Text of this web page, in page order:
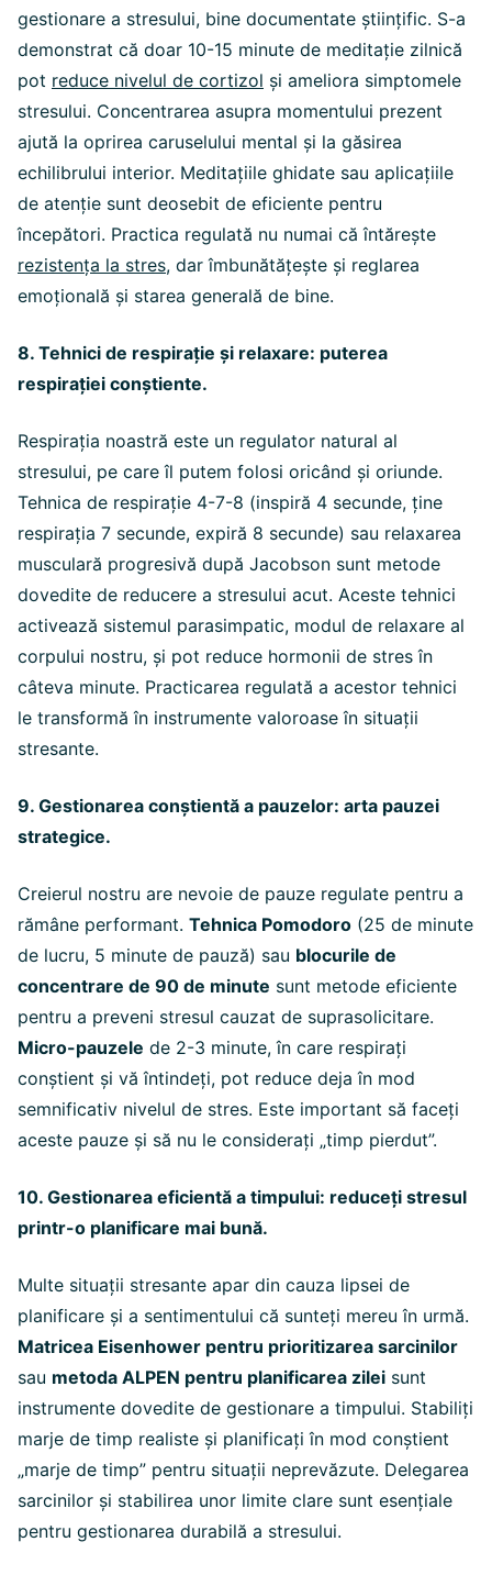
gestionare a stresului, bine documentate științific. S-a
demonstrat că doar 10-15 minute de meditație zilnică
pot reduce nivelul de cortizol și ameliora simptomele
stresului. Concentrarea asupra momentului prezent
ajută la oprirea caruselului mental și la găsirea
echilibrului interior. Meditațiile ghidate sau aplicațiile
de atenție sunt deosebit de eficiente pentru
începători. Practica regulată nu numai că întărește
rezistența la stres, dar îmbunătățește și reglarea
emoțională și starea generală de bine.
8. Tehnici de respirație și relaxare: puterea
respirației conștiente.
Respirația noastră este un regulator natural al
stresului, pe care îl putem folosi oricând și oriunde.
Tehnica de respirație 4-7-8 (inspiră 4 secunde, ține
respirația 7 secunde, expiră 8 secunde) sau relaxarea
musculară progresivă după Jacobson sunt metode
dovedite de reducere a stresului acut. Aceste tehnici
activează sistemul parasimpatic, modul de relaxare al
corpului nostru, și pot reduce hormonii de stres în
câteva minute. Practicarea regulată a acestor tehnici
le transformă în instrumente valoroase în situații
stresante.
9. Gestionarea conștientă a pauzelor: arta pauzei
strategice.
Creierul nostru are nevoie de pauze regulate pentru a
rămâne performant. Tehnica Pomodoro (25 de minute
de lucru, 5 minute de pauză) sau blocurile de
concentrare de 90 de minute sunt metode eficiente
pentru a preveni stresul cauzat de suprasolicitare.
Micro-pauzele de 2-3 minute, în care respirați
conștient și vă întindeți, pot reduce deja în mod
semnificativ nivelul de stres. Este important să faceți
aceste pauze și să nu le considerați „timp pierdut”.
10. Gestionarea eficientă a timpului: reduceți stresul
printr-o planificare mai bună.
Multe situații stresante apar din cauza lipsei de
planificare și a sentimentului că sunteți mereu în urmă.
Matricea Eisenhower pentru prioritizarea sarcinilor
sau metoda ALPEN pentru planificarea zilei sunt
instrumente dovedite de gestionare a timpului. Stabiliți
marje de timp realiste și planificați în mod conștient
„marje de timp” pentru situații neprevăzute. Delegarea
sarcinilor și stabilirea unor limite clare sunt esențiale
pentru gestionarea durabilă a stresului.